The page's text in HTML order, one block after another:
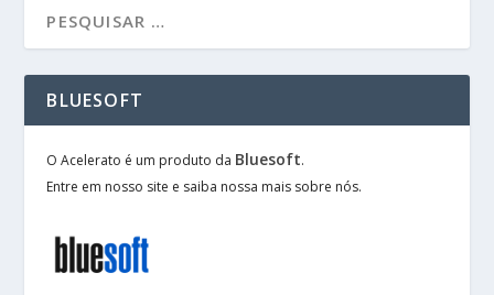
BLUESOFT
O Acelerato é um produto da Bluesoft.
Entre em nosso site e saiba nossa mais sobre nós.